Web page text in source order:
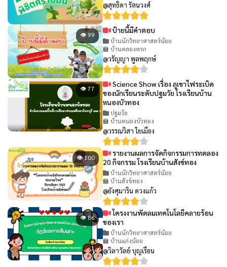
@สุทธิดา รัตนวงศ์
👁 99 ป้ายนี้มีคำตอบ
บ้านนักวิทยาศาสตร์น้อย
🏫 บ้านคลองครก
@วรัญญา พูลพฤกษ์
👁 77
Science Show เรื่อง ภูเขาไฟระเบิด
ของนักเรียนระดับปฐมวัย โรงเรียนบ้าน
หนองบัวทอง
ปฐมวัย
🏫 บ้านหนองบัวทอง
@วรรณวิสา ใยเมือง
👁 100
รายงานผลการจัดกิจกรรมการทดลอง
20 กิจกรรม โรงเรียนบ้านสังข์ทอง
บ้านนักวิทยาศาสตร์น้อย
🏫 บ้านสังข์ทอง
@อังศุมาริน ดวงแก้ว
👁 86
โครงงานพัดลมเทคโนโลยีคลายร้อน
ของเรา
บ้านนักวิทยาศาสตร์น้อย
🏫 บ้านแก่งน้อย
@วิลาวัลย์ บุญเรือน